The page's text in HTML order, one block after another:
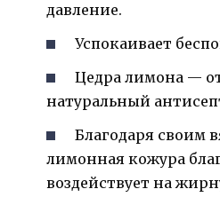
давление.
Успокаивает
Цедра лимона —
натуральный
Благодаря своим
лимонная кожура
воздействует на